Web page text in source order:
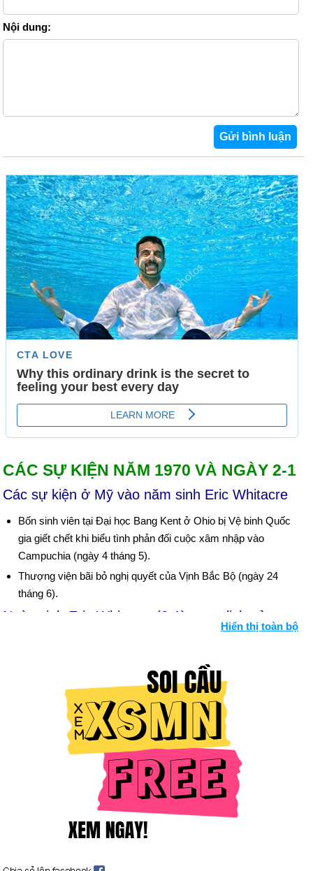
Nội dung:
CÁC SỰ KIỆN NĂM 1970 VÀ NGÀY 2-1
Các sự kiện ở Mỹ vào năm sinh Eric Whitacre
Bốn sinh viên tại Đại học Bang Kent ở Ohio bị Vệ binh Quốc
gia giết chết khi biểu tình phản đối cuộc xâm nhập vào
Campuchia (ngày 4 tháng 5).
Thượng viện bãi bỏ nghị quyết của Vịnh Bắc Bộ (ngày 24
tháng 6).
Ngày sinh Eric Whitacre (2-1) trong lịch sử
Bang Georgia đã được kết nạp vào Liên
minh với tư cách là tiểu bang thứ 4 phê chuẩn hiến pháp Hoa
Ngày 2-1 năm 1839:Louis Jacques Mandé Daguerre đã chụp
bức ảnh đầu tiên về Mặt trăng.
Ngày 2-1 năm 1905: Chiến tranh Nga-Nhật kết thúc.
Ngày 2-1 năm 1923:Thị trấn Rosewood, Fla. Của người Mỹ
gốc Phi, đã bị đốt cháy bởi một đám đông da trắng.
Ngày 2-1 năm 1935:
Phiên tòa xét xử Bruno R. Hauptmann
Ngày 2-1 năm 1959:
Hiển thị toàn bộ